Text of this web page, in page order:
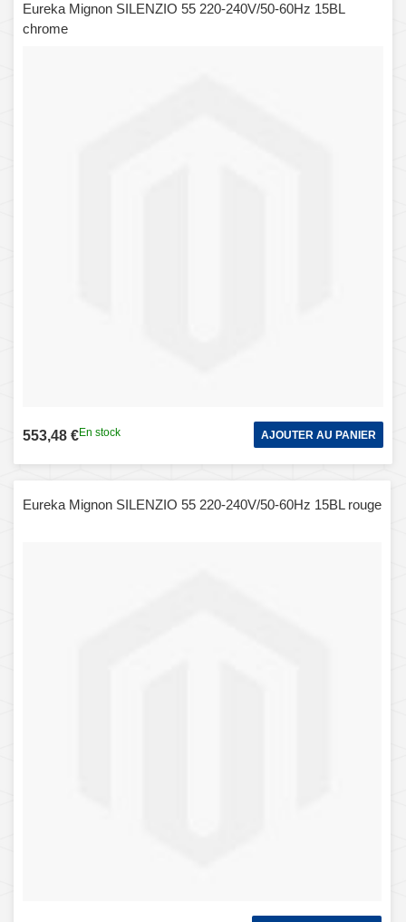
Eureka Mignon SILENZIO 55 220-240V/50-60Hz 15BL
chrome
553,48 €En stock AJOUTER AU PANIER
Eureka Mignon SILENZIO 55 220-240V/50-60Hz 15BL rouge